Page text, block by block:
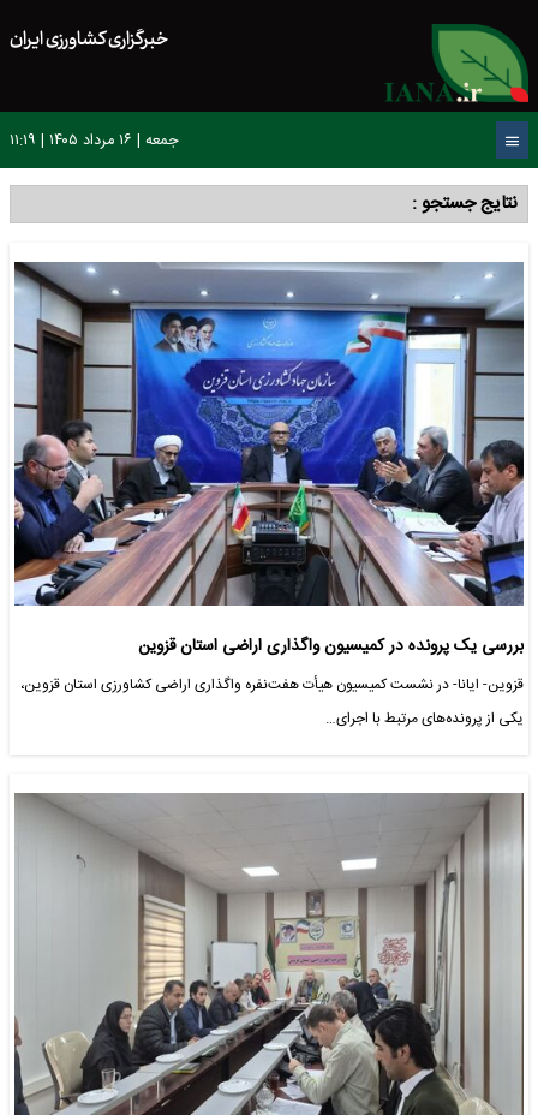
خبرگزاری کشاورزی ایران
جمعه | ۱۶ مرداد ۱۴۰۵ | ۱۱:۱۹
نتایج جستجو :
بررسی یک پرونده در کمیسیون واگذاری اراضی استان قزوین
قزوین- ایانا- در نشست کمیسیون هیأت هفت‌نفره واگذاری اراضی کشاورزی استان قزوین،
یکی از پرونده‌های مرتبط با اجرای…